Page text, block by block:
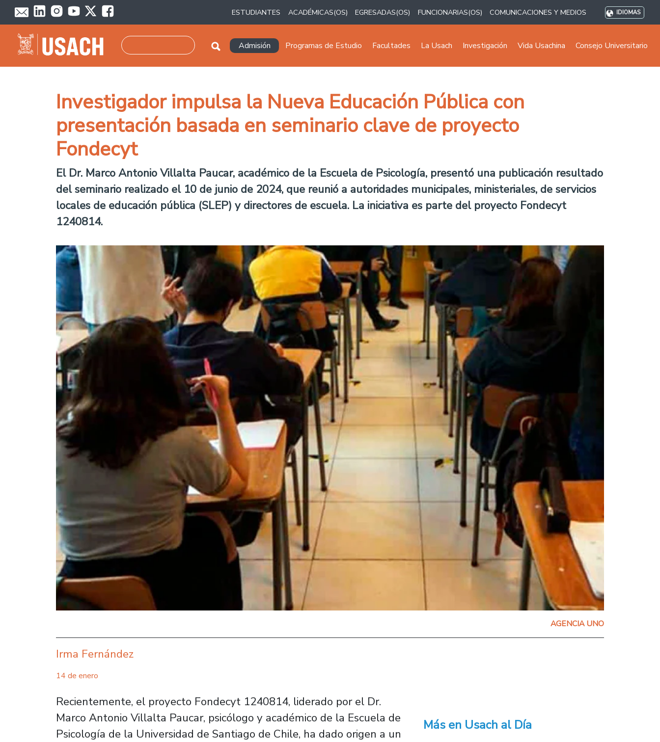
Pasar al contenido principal
ESTUDIANTES ACADÉMICAS(OS) EGRESADAS(OS) FUNCIONARIAS(OS) COMUNICACIONES Y MEDIOS IDIOMAS
Navegación principal
Admisión Programas de Estudio Facultades La Usach Investigación Vida Usachina Consejo Universitario
Investigador impulsa la Nueva Educación Pública con
presentación basada en seminario clave de proyecto
Fondecyt
El Dr. Marco Antonio Villalta Paucar, académico de la Escuela de Psicología, presentó una publicación resultado
del seminario realizado el 10 de junio de 2024, que reunió a autoridades municipales, ministeriales, de servicios
locales de educación pública (SLEP) y directores de escuela. La iniciativa es parte del proyecto Fondecyt
1240814.
AGENCIA UNO
Irma Fernández
14 de enero
Recientemente, el proyecto Fondecyt 1240814, liderado por el Dr.
Marco Antonio Villalta Paucar, psicólogo y académico de la Escuela de
Psicología de la Universidad de Santiago de Chile, ha dado origen a un
Más en Usach al Día